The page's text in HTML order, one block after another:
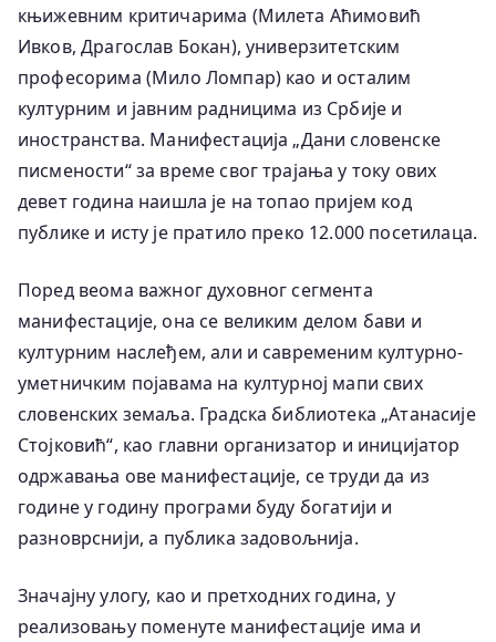
књижевним критичарима (Милета Аћимовић
Ивков, Драгослав Бокан), универзитетским
професорима (Мило Ломпар) као и осталим
културним и јавним радницима из Србије и
иностранства. Манифестација „Дани словенске
писмености“ за време свог трајања у току ових
девет година наишла је на топао пријем код
публике и исту је пратило преко 12.000 посетилаца.
Поред веома важног духовног сегмента
манифестације, она се великим делом бави и
културним наслеђем, али и савременим културно-
уметничким појавама на културној мапи свих
словенских земаља. Градска библиотека „Атанасије
Стојковић“, као главни организатор и иницијатор
одржавања ове манифестације, се труди да из
године у годину програми буду богатији и
разноврснији, а публика задовољнија.
Значајну улогу, као и претходних година, у
реализовању поменуте манифестације има и